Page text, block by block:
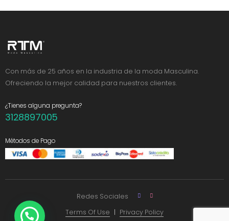
Con más de 25 años en la industria de la moda Masculina.
Ofreciendo la mejor calidad para nuestros clientes.
¿Tienes alguna pregunta?
3128897005
Métodos de Pago
Terms Of Use Privacy Policy
Redes Sociales